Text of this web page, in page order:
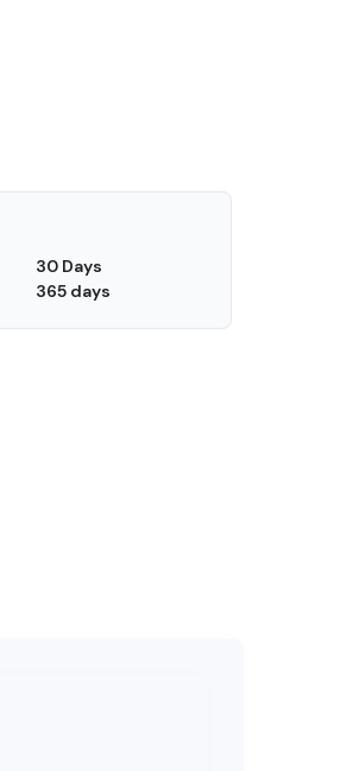
30 Days
365 days